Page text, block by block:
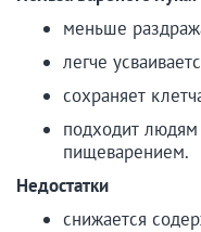
меньше
легче
сохраняет
подходит людям
пищеварением.
Недостатки
снижается